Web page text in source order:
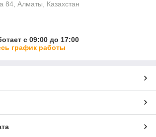
84, Алматы, Казахстан
с 09:00 до 17:00
график работы